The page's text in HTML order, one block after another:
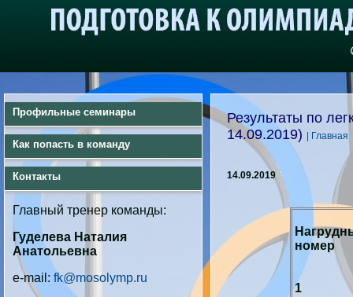
Профильные семинары
Как попасть в команду
Контакты
Главный тренер команды:
Гуделева Наталия
Анатольевна
e-mail: fk@mosolymp.ru
Результаты по
14.09.2019)
| Главная
14.09.2019
номер
1